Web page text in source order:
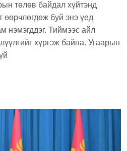
төлөв байдал хүйтэнд
буй энэ үед
нэмэгддэг. Тиймээс айл
хүргэж байна. Угаарын